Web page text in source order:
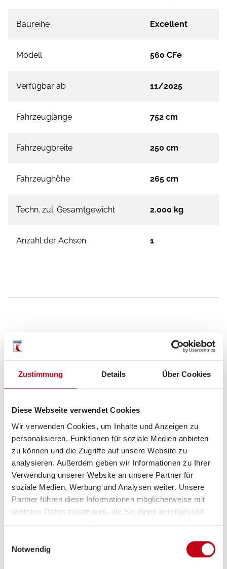
Zustimmung Details Über Cookies
Diese Webseite verwendet Cookies
Wir verwenden Cookies, um Inhalte und Anzeigen zu
personalisieren, Funktionen für soziale Medien anbieten
zu können und die Zugriffe auf unsere Website zu
analysieren. Außerdem geben wir Informationen zu Ihrer
Verwendung unserer Website an unsere Partner für
soziale Medien, Werbung und Analysen weiter. Unsere
Partner führen diese Informationen möglicherweise mit
weiteren Daten zusammen, die Sie ihnen bereitgestellt
haben oder die sie im Rahmen Ihrer Nutzung der Dienste
Notwendig
Baureihe Excellent
Modell 560 CFe
Verfügbar ab 11/2025
Fahrzeuglänge 752 cm
Fahrzeugbreite 250 cm
Fahrzeughöhe 265 cm
Techn. zul. Gesamtgewicht 2.000 kg
Anzahl der Achsen 1
Ausstattung
Fahrgestell
Grundrissbeschreibung